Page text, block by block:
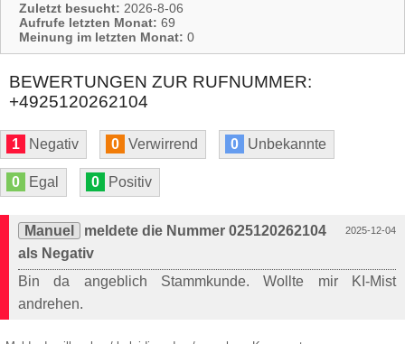
Zuletzt besucht: 2026-8-06
Aufrufe letzten Monat: 69
Meinung im letzten Monat: 0
BEWERTUNGEN ZUR RUFNUMMER:
+4925120262104
1 Negativ 0 Verwirrend 0 Unbekannte
0 Egal 0 Positiv
2025-12-04
Manuel
meldete die Nummer 025120262104
als Negativ
Bin da angeblich Stammkunde. Wollte mir KI-Mist
andrehen.